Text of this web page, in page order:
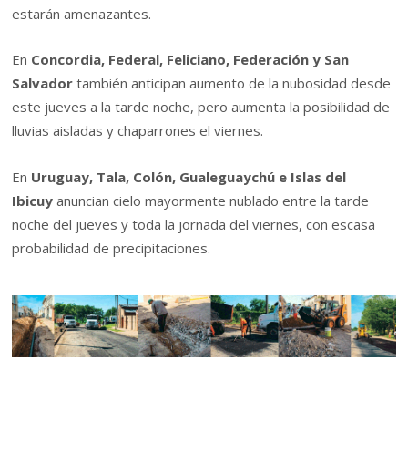
estarán amenazantes.
En Concordia, Federal, Feliciano, Federación y San
Salvador también anticipan aumento de la nubosidad desde
este jueves a la tarde noche, pero aumenta la posibilidad de
lluvias aisladas y chaparrones el viernes.
En Uruguay, Tala, Colón, Gualeguaychú e Islas del
Ibicuy anuncian cielo mayormente nublado entre la tarde
noche del jueves y toda la jornada del viernes, con escasa
probabilidad de precipitaciones.